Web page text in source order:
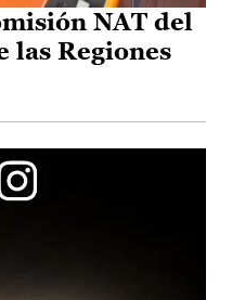
NAT del
las Regiones